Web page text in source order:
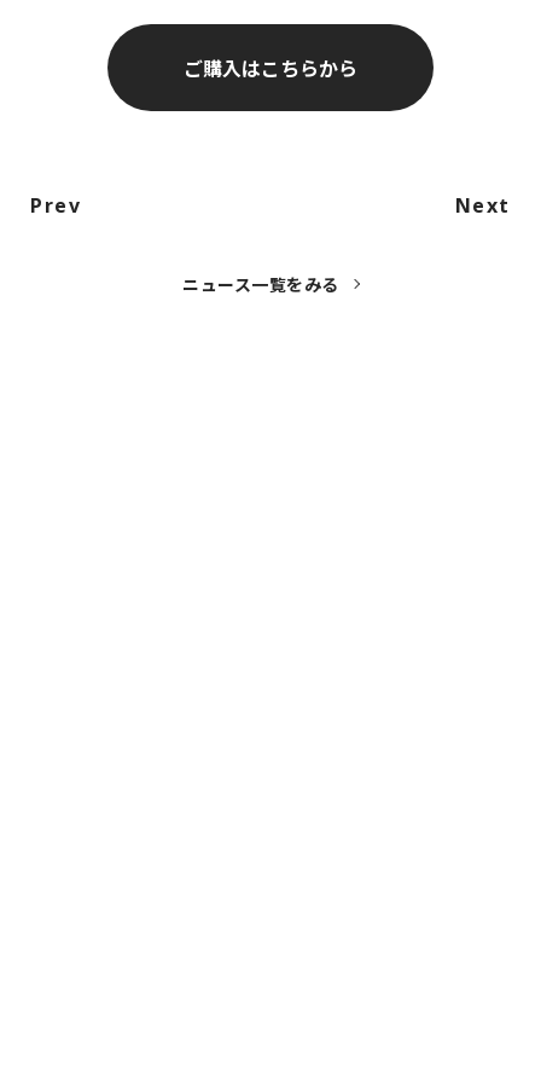
ご購入はこちらから
Prev Next
ニュース一覧をみる